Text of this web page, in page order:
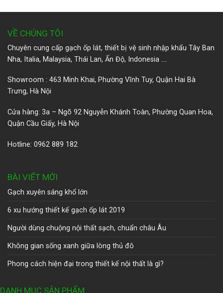
VỀ CHÚNG TÔI
Chuyên cung cấp gạch ốp lát, thiết bị vệ sinh nhập khẩu Tây Ban
Nha, Italia, Malaysia, Thái Lan, Ấn Độ, Indonesia ….
Showroom : 463 Minh Khai, Phường Vĩnh Tuy, Quận Hai Bà
Trưng, Hà Nội
Cửa hàng: 3a – Ngõ 92 Nguyễn Khánh Toàn, Phường Quan Hoa,
Quận Cầu Giấy, Hà Nội
Hotline: 0962 889 182
BÀI VIẾT MỚI
Gạch xuyên sáng khổ lớn
6 xu hướng thiết kế gạch ốp lát 2019
Người dùng chuộng nội thất sạch, chuẩn châu Âu
Không gian sống xanh giữa lòng thủ đô
Phong cách hiện đại trong thiết kế nội thất là gì?
DANH MỤC SẢN PHẨM